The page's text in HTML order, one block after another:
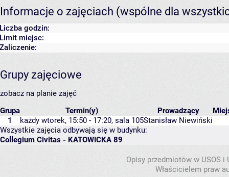
Informacje o zajęciach (wspólne dla
Liczba godzin:
Limit miejsc:
Zaliczenie:
Grupy zajęciowe
zobacz na planie zajęć
Grupa
Termin(y) Prowadzący
1
każdy wtorek, 15:50 - 17:20, sala 105Stanisław Niewiński
Wszystkie zajęcia odbywają się w budynku:
Collegium Civitas - KATOWICKA 89
Opisy przedmiotów w USOS
Właścicielem praw